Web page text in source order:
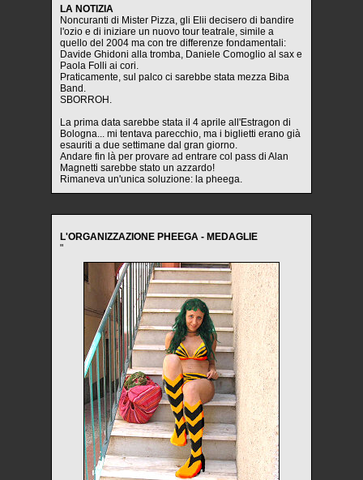
LA NOTIZIA
Noncuranti di Mister Pizza, gli Elii decisero di bandire
l'ozio e di iniziare un nuovo tour teatrale, simile a
quello del 2004 ma con tre differenze fondamentali:
Davide Ghidoni alla tromba, Daniele Comoglio al sax e
Paola Folli ai cori.
Praticamente, sul palco ci sarebbe stata mezza Biba
Band.
SBORROH.
La prima data sarebbe stata il 4 aprile all'Estragon di
Bologna... mi tentava parecchio, ma i biglietti erano già
esauriti a due settimane dal gran giorno.
Andare fin là per provare ad entrare col pass di Alan
Magnetti sarebbe stato un azzardo!
Rimaneva un'unica soluzione: la pheega.
L'ORGANIZZAZIONE PHEEGA - MEDAGLIE
"